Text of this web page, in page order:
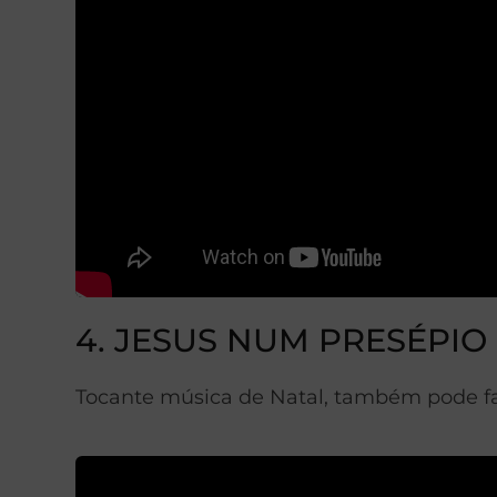
4. JESUS NUM PRESÉPIO
Tocante música de Natal, também pode